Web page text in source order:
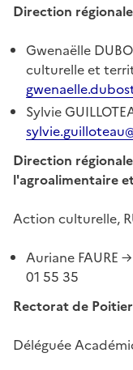
Direction
Gwenaëlle
culturelle et
Sylvie
Direction
l'agroalimentaire
Action culturelle,
Auriane FAURE →
01 55 35
Rectorat de
Déléguée